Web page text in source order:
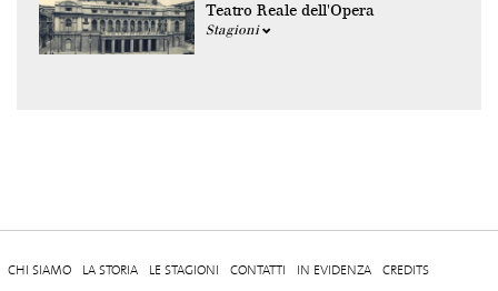
Teatro Reale dell'Opera
Stagioni
CHI SIAMO LA STORIA LE STAGIONI CONTATTI IN EVIDENZA CREDITS